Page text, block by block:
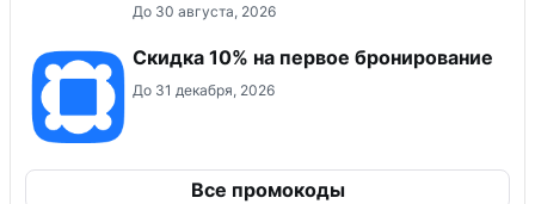
До 30 августа, 2026
Скидка 10% на первое бронирование
До 31 декабря, 2026
Все промокоды